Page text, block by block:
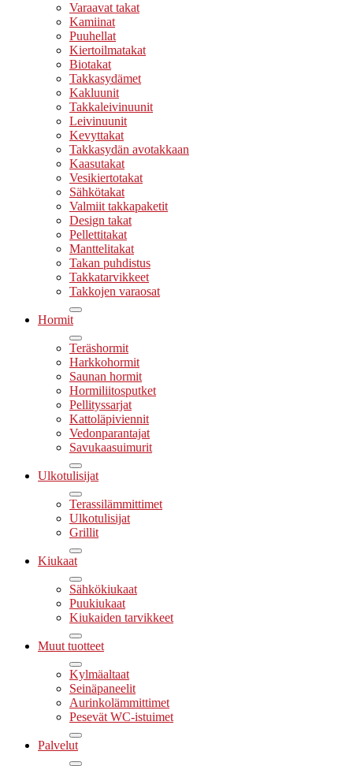
Varaavat takat
Kamiinat
Puuhellat
Kiertoilmatakat
Biotakat
Takkasydämet
Kakluunit
Takkaleivinuunit
Leivinuunit
Kevyttakat
Takkasydän avotakkaan
Kaasutakat
Vesikiertotakat
Sähkötakat
Valmiit takkapaketit
Design takat
Pellettitakat
Manttelitakat
Takan puhdistus
Takkatarvikkeet
Takkojen varaosat
Hormit
Teräshormit
Harkkohormit
Saunan hormit
Hormiliitosputket
Pellityssarjat
Kattoläpiviennit
Vedonparantajat
Savukaasuimurit
Ulkotulisijat
Terassilämmittimet
Ulkotulisijat
Grillit
Kiukaat
Sähkökiukaat
Puukiukaat
Kiukaiden tarvikkeet
Muut tuotteet
Kylmäaltaat
Seinäpaneelit
Aurinkolämmittimet
Pesevät WC-istuimet
Palvelut